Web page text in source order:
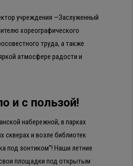
учреждения —Заслуженный
хореографического
труда, а также
атмосфере радости и
и с пользой!
набережной, в парках
скверах и возле библиотек
под зонтиком”! Наши летние
площадки под открытым